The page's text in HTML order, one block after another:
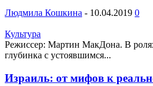
Людмила Кошкина - 10.04.2019 0
Культура
Режиссер: Мартин МакДона. В
глубинка с устоявшимся...
Израиль: от мифов к